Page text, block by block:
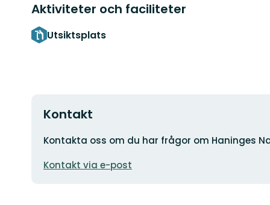
Aktiviteter och faciliteter
Utsiktsplats
Kontakt
Adress
Kontakta oss om du har frågor om Haninges
postadress
Kontakt via e-post